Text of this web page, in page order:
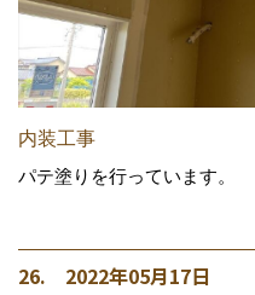
内装工事
パテ塗りを行っています。
26. 2022年05月17日